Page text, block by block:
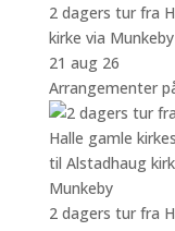
2 dagers tur fra
kirke via Munkeby
21 aug 26
Arrangementer
2 dagers tur fra